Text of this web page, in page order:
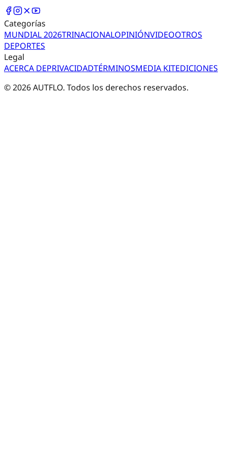
Categorías
MUNDIAL 2026TRINACIONALOPINIÓNVIDEOOTROS
DEPORTES
Legal
ACERCA DEPRIVACIDADTÉRMINOSMEDIA KITEDICIONES
©2026AUTFLO. Todos los derechos reservados.